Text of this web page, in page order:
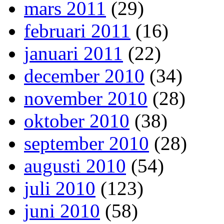
mars 2011 (29)
februari 2011 (16)
januari 2011 (22)
december 2010 (34)
november 2010 (28)
oktober 2010 (38)
september 2010 (28)
augusti 2010 (54)
juli 2010 (123)
juni 2010 (58)